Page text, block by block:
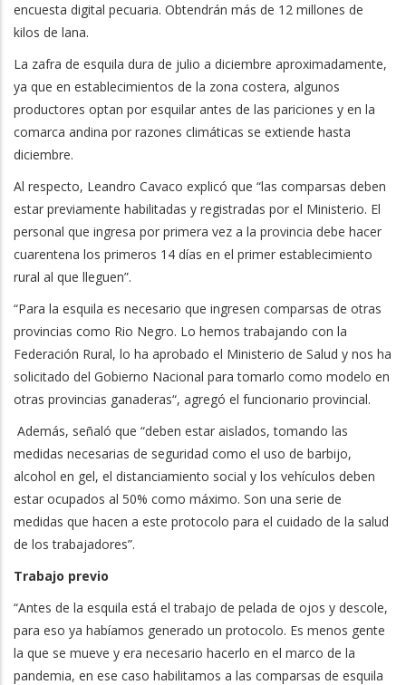
encuesta digital pecuaria. Obtendrán más de 12 millones de
kilos de lana.
La zafra de esquila dura de julio a diciembre aproximadamente,
ya que en establecimientos de la zona costera, algunos
productores optan por esquilar antes de las pariciones y en la
comarca andina por razones climáticas se extiende hasta
diciembre.
Al respecto, Leandro Cavaco explicó que “las comparsas deben
estar previamente habilitadas y registradas por el Ministerio. El
personal que ingresa por primera vez a la provincia debe hacer
cuarentena los primeros 14 días en el primer establecimiento
rural al que lleguen”.
“Para la esquila es necesario que ingresen comparsas de otras
provincias como Rio Negro. Lo hemos trabajando con la
Federación Rural, lo ha aprobado el Ministerio de Salud y nos ha
solicitado del Gobierno Nacional para tomarlo como modelo en
otras provincias ganaderas“, agregó el funcionario provincial.
Además, señaló que “deben estar aislados, tomando las
medidas necesarias de seguridad como el uso de barbijo,
alcohol en gel, el distanciamiento social y los vehículos deben
estar ocupados al 50% como máximo. Son una serie de
medidas que hacen a este protocolo para el cuidado de la salud
de los trabajadores”.
Trabajo previo
“Antes de la esquila está el trabajo de pelada de ojos y descole,
para eso ya habíamos generado un protocolo. Es menos gente
la que se mueve y era necesario hacerlo en el marco de la
pandemia, en ese caso habilitamos a las comparsas de esquila